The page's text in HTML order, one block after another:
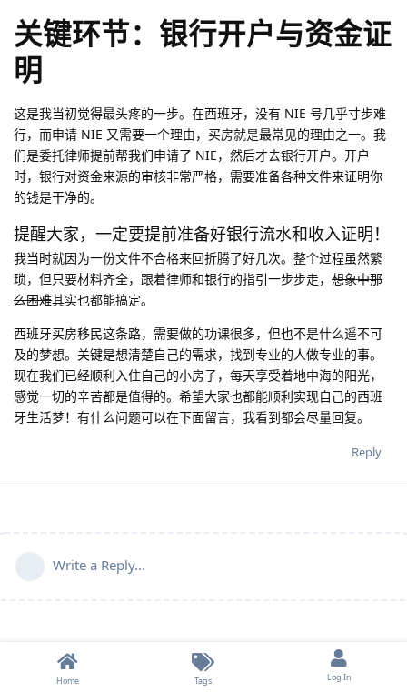
关键环节：银行开户与资金证
明
这是我当初觉得最头疼的一步。在西班牙，没有 NIE 号几乎寸步难
行，而申请 NIE 又需要一个理由，买房就是最常见的理由之一。我
们是委托律师提前帮我们申请了 NIE，然后才去银行开户。开户
时，银行对资金来源的审核非常严格，需要准备各种文件来证明你
的钱是干净的。
提醒大家，一定要提前准备好银行流水和收入证明！
我当时就因为一份文件不合格来回折腾了好几次。整个过程虽然繁
琐，但只要材料齐全，跟着律师和银行的指引一步步走， 想象中那
么困难其实也都能搞定。
西班牙买房移民这条路，需要做的功课很多，但也不是什么遥不可
及的梦想。关键是想清楚自己的需求，找到专业的人做专业的事。
现在我们已经顺利入住自己的小房子，每天享受着地中海的阳光，
感觉一切的辛苦都是值得的。希望大家也都能顺利实现自己的西班
牙生活梦！有什么问题可以在下面留言，我看到都会尽量回复。
Reply
Write a Reply...
Home Tags Log In